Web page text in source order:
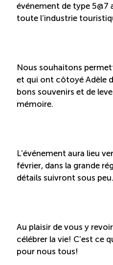
Métiers et carrières en
Boomerang
Saisonnalité
Devenir membre
ÉTUDES
événement de type 5@7
toute l’industrie
Nous souhaitons
et qui ont côtoyé Adèle
bons souvenirs et de
mémoire.
L’événement aura lieu
février, dans la grande
détails suivront sous peu.
Au plaisir de vous y
célébrer la vie! C’est ce
pour nous tous!